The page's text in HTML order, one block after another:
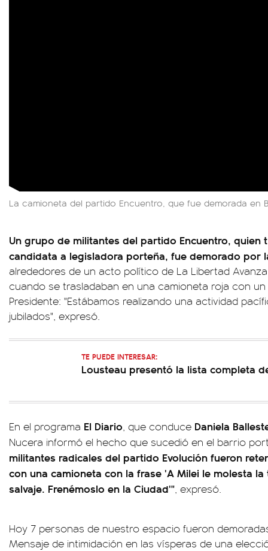
La camioneta del partido Encuentro, que fue demorada en
Un grupo de militantes del partido Encuentro, quien
candidata a legisladora porteña, fue demorado por
alrededores de un acto político de La Libertad
cuando se trasladaban en una camioneta roja con
Presidente: "Estábamos realizando una actividad
jubilados", expresó.
TE PUEDE INTERESAR:
Lousteau presentó la lista completa
En el programa El Diario, que conduce Daniela
Nucera informó el hecho que sucedió en el barrio
militantes radicales del partido Evolución fueron
con una camioneta con la frase 'A Milei le molesta
salvaje. Frenémoslo en la Ciudad'", expresó.
Hoy 7 personas de nuestro espacio fueron
Mensaje de intimidación en las vísperas de una